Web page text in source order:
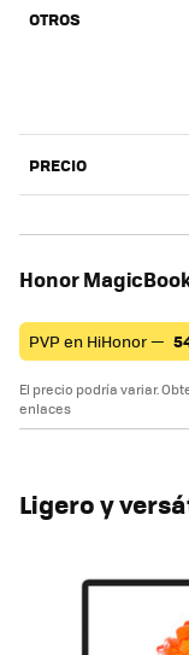
OTROS
PRECIO
Honor
PVP en HiHonor —
El precio podría variar.
enlaces
Ligero y